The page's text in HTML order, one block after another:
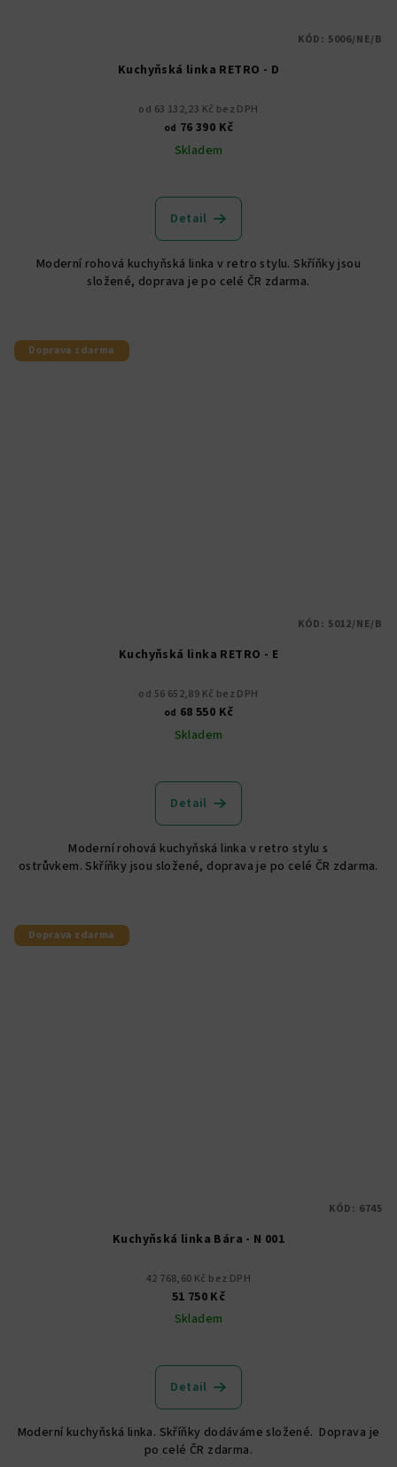
Kuchyňská linka RETRO - D
od 63 132,23 Kč bez DPH
od 76 390 Kč
Skladem
Detail
Moderní rohová kuchyňská linka v retro stylu. Skříňky jsou
složené, doprava je po celé ČR zdarma.
KÓD: 5006/NE/B
Doprava zdarma
Kuchyňská linka RETRO - E
od 56 652,89 Kč bez DPH
od 68 550 Kč
Skladem
Detail
Moderní rohová kuchyňská linka v retro stylu s
ostrůvkem. Skříňky jsou složené, doprava je po celé ČR zdarma.
KÓD: 5012/NE/B
Doprava zdarma
Kuchyňská linka Bára - N 001
42 768,60 Kč bez DPH
51 750 Kč
Skladem
Detail
Moderní kuchyňská linka. Skříňky dodáváme složené. Doprava je
po celé ČR zdarma.
KÓD: 6745